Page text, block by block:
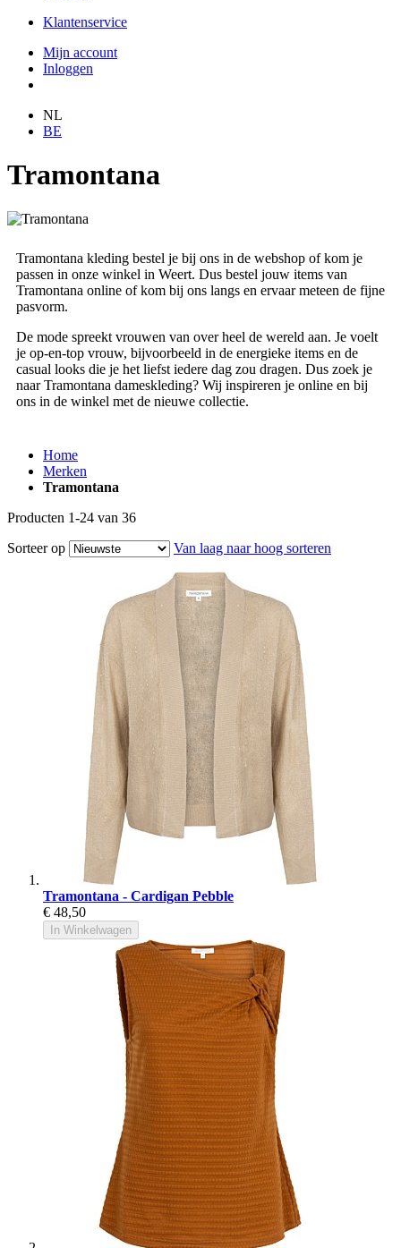
Klantenservice
Mijn account
Inloggen
NL
BE
Tramontana
Tramontana kleding bestel je bij ons in de webshop of kom je
passen in onze winkel in Weert. Dus bestel jouw items van
Tramontana online of kom bij ons langs en ervaar meteen de fijne
pasvorm.
De mode spreekt vrouwen van over heel de wereld aan. Je voelt
je op-en-top vrouw, bijvoorbeeld in de energieke items en de
casual looks die je het liefst iedere dag zou dragen. Dus zoek je
naar Tramontana dameskleding? Wij inspireren je online en bij
ons in de winkel met de nieuwe collectie.
Home
Merken
Tramontana
Producten 1-24 van 36
Sorteer op
Van laag naar hoog sorteren
Tramontana - Cardigan Pebble
€ 48,50
In Winkelwagen